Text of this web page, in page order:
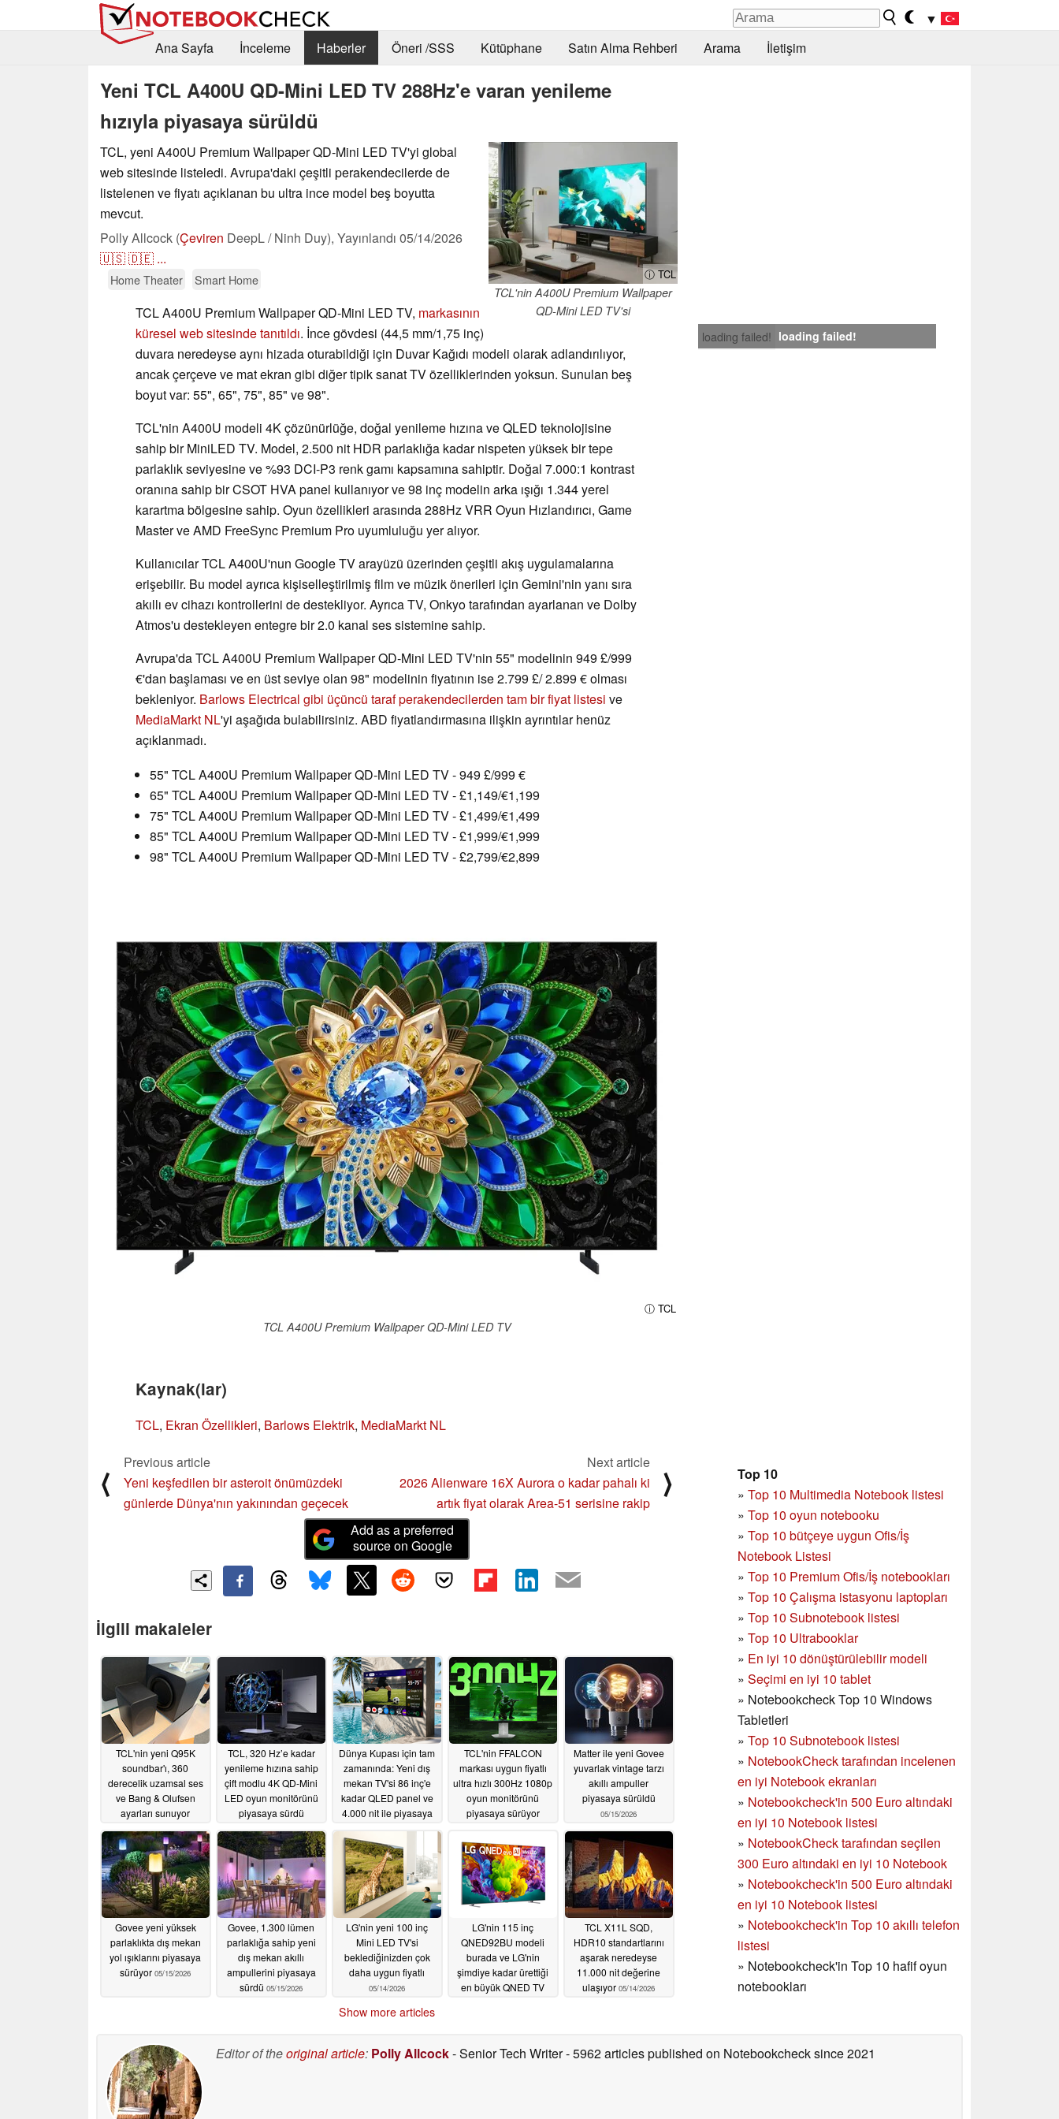
▼
Ana Sayfa
İnceleme Haberler Öneri /SSS Kütüphane Satın Alma Rehberi Arama İletişim
Yeni TCL A400U QD-Mini LED TV 288Hz'e varan yenileme
hızıyla piyasaya sürüldü
ⓘ TCL
TCL'nin A400U Premium Wallpaper
QD-Mini LED TV'si
TCL, yeni A400U Premium Wallpaper QD-Mini LED TV'yi global
web sitesinde listeledi. Avrupa'daki çeşitli perakendecilerde de
listelenen ve fiyatı açıklanan bu ultra ince model beş boyutta
mevcut.
Polly Allcock (Çeviren DeepL / Ninh Duy), Yayınlandı 05/14/2026
🇺🇸🇩🇪 ...
Home Theater Smart Home
loading failed! loading failed!
TCL A400U Premium Wallpaper QD-Mini LED TV, markasının
küresel web sitesinde tanıtıldı. İnce gövdesi (44,5 mm/1,75 inç)
duvara neredeyse aynı hizada oturabildiği için Duvar Kağıdı modeli olarak adlandırılıyor,
ancak çerçeve ve mat ekran gibi diğer tipik sanat TV özelliklerinden yoksun. Sunulan beş
boyut var: 55", 65", 75", 85" ve 98".
TCL'nin A400U modeli 4K çözünürlüğe, doğal yenileme hızına ve QLED teknolojisine
sahip bir MiniLED TV. Model, 2.500 nit HDR parlaklığa kadar nispeten yüksek bir tepe
parlaklık seviyesine ve %93 DCI-P3 renk gamı kapsamına sahiptir. Doğal 7.000:1 kontrast
oranına sahip bir CSOT HVA panel kullanıyor ve 98 inç modelin arka ışığı 1.344 yerel
karartma bölgesine sahip. Oyun özellikleri arasında 288Hz VRR Oyun Hızlandırıcı, Game
Master ve AMD FreeSync Premium Pro uyumluluğu yer alıyor.
Kullanıcılar TCL A400U'nun Google TV arayüzü üzerinden çeşitli akış uygulamalarına
erişebilir. Bu model ayrıca kişiselleştirilmiş film ve müzik önerileri için Gemini'nin yanı sıra
akıllı ev cihazı kontrollerini de destekliyor. Ayrıca TV, Onkyo tarafından ayarlanan ve Dolby
Atmos'u destekleyen entegre bir 2.0 kanal ses sistemine sahip.
Avrupa'da TCL A400U Premium Wallpaper QD-Mini LED TV'nin 55" modelinin 949 £/999
€'dan başlaması ve en üst seviye olan 98" modelinin fiyatının ise 2.799 £/ 2.899 € olması
bekleniyor. Barlows Electrical gibi üçüncü taraf perakendecilerden tam bir fiyat listesi ve
MediaMarkt NL'yi aşağıda bulabilirsiniz. ABD fiyatlandırmasına ilişkin ayrıntılar henüz
açıklanmadı.
55" TCL A400U Premium Wallpaper QD-Mini LED TV - 949 £/999 €
65" TCL A400U Premium Wallpaper QD-Mini LED TV - £1,149/€1,199
75" TCL A400U Premium Wallpaper QD-Mini LED TV - £1,499/€1,499
85" TCL A400U Premium Wallpaper QD-Mini LED TV - £1,999/€1,999
98" TCL A400U Premium Wallpaper QD-Mini LED TV - £2,799/€2,899
ⓘ TCL
TCL A400U Premium Wallpaper QD-Mini LED TV
Kaynak(lar)
TCL, Ekran Özellikleri, Barlows Elektrik, MediaMarkt NL
Top 10
» Top 10 Multimedia Notebook listesi
» Top 10 oyun notebooku
» Top 10 bütçeye uygun Ofis/İş
Notebook Listesi
» Top 10 Premium Ofis/İş notebookları
» Top 10 Çalışma istasyonu laptopları
» Top 10 Subnotebook listesi
» Top 10 Ultrabooklar
» En iyi 10 dönüştürülebilir modeli
» Seçimi en iyi 10 tablet
» Notebookcheck Top 10 Windows
Tabletleri
» Top 10 Subnotebook listesi
» NotebookCheck tarafından incelenen
en iyi Notebook ekranları
» Notebookcheck'in 500 Euro altındaki
en iyi 10 Notebook listesi
» NotebookCheck tarafından seçilen
300 Euro altındaki en iyi 10 Notebook
» Notebookcheck'in 500 Euro altındaki
en iyi 10 Notebook listesi
» Notebookcheck'in Top 10 akıllı telefon
listesi
» Notebookcheck'in Top 10 hafif oyun
notebookları
⟨
Previous article
Yeni keşfedilen bir asteroit önümüzdeki
günlerde Dünya'nın yakınından geçecek
Next article
2026 Alienware 16X Aurora o kadar pahalı ki
artık fiyat olarak Area-51 serisine rakip
⟩
Add as a preferred
source on Google
İlgili makaleler
TCL'nin yeni Q95K
soundbar'ı, 360
derecelik uzamsal ses
ve Bang & Olufsen
ayarları sunuyor
07/27/2026
TCL, 320 Hz’e kadar
yenileme hızına sahip
çift modlu 4K QD-Mini
LED oyun monitörünü
piyasaya sürdü
07/09/2026
Dünya Kupası için tam
zamanında: Yeni dış
mekan TV'si 86 inç'e
kadar QLED panel ve
4.000 nit ile piyasaya
06/11/2026
TCL'nin FFALCON
markası uygun fiyatlı
ultra hızlı 300Hz 1080p
oyun monitörünü
piyasaya sürüyor
Matter ile yeni Govee
yuvarlak vintage tarzı
akıllı ampuller
piyasaya sürüldü
05/15/2026
Govee yeni yüksek
parlaklıkta dış mekan
yol ışıklarını piyasaya
sürüyor 05/15/2026
Govee, 1.300 lümen
parlaklığa sahip yeni
dış mekan akıllı
ampullerini piyasaya
sürdü 05/15/2026
LG'nin yeni 100 inç
Mini LED TV'si
beklediğinizden çok
daha uygun fiyatlı
05/14/2026
LG'nin 115 inç
QNED92BU modeli
burada ve LG'nin
şimdiye kadar ürettiği
en büyük QNED TV
TCL X11L SQD,
HDR10 standartlarını
aşarak neredeyse
11.000 nit değerine
ulaşıyor 05/14/2026
Show more articles
Editor of theoriginal article: Polly Allcock- Senior Tech Writer- 5962 articles published on Notebookchecksince 2021